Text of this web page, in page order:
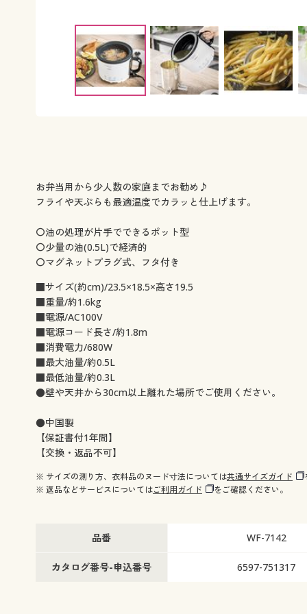
お弁当用から少人数の家庭までお勧め♪
フライや天ぷらも最適温度でカラッと仕上げます。
〇油の処理が片手でできるポット型
〇少量の油(0.5L)で経済的
〇マグネットプラグ式、フタ付き
■サイズ(約cm)/23.5×18.5×高さ19.5
■重量/約1.6kg
■電源/AC100V
■電源コード長さ/約1.8m
■消費電力/680W
■最大油量/約0.5L
■最低油量/約0.3L
●壁や天井から30cm以上離れた場所でご使用ください。
●中国製
【保証書付1年間】
【交換・返品不可】
※ サイズの測り方、衣料品のヌード寸法については共通サイズガイド
※ 返品などサービスについてはご利用ガイド をご確認ください。
品番 WF-7142
カタログ番号-申込番号 6597-751317